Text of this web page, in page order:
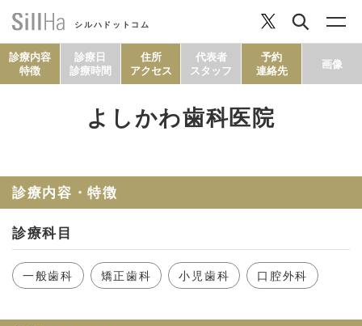
シルハドットコム
セルフチェック
診療内容
特徴
診療日
診療時間
住所
アクセス
代表者
スタッフ
予約
連絡先
画像
よしかわ歯科医院
診療内容・特徴
診療科目
一般歯科 矯正歯科 小児歯科 口腔外科